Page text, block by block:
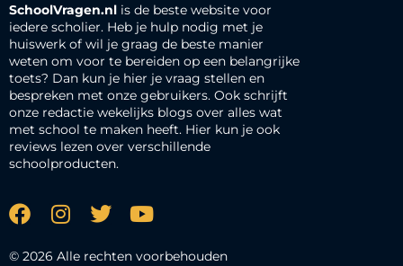
SchoolVragen.nl is de beste website voor
iedere scholier. Heb je hulp nodig met je
huiswerk of wil je graag de beste manier
weten om voor te bereiden op een belangrijke
toets? Dan kun je hier je vraag stellen en
bespreken met onze gebruikers. Ook schrijft
onze redactie wekelijks blogs over alles wat
met school te maken heeft. Hier kun je ook
reviews lezen over verschillende
schoolproducten.
© 2026 Alle rechten voorbehouden